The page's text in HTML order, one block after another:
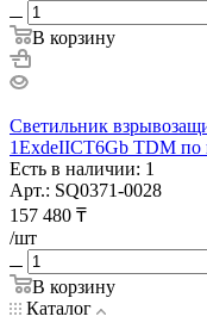
В корзину
Светильник
1ExdeIICT6Gb TDM
Есть в наличии: 1
Арт.: SQ0371-0028
157 480 ₸
/шт
В корзину
Каталог